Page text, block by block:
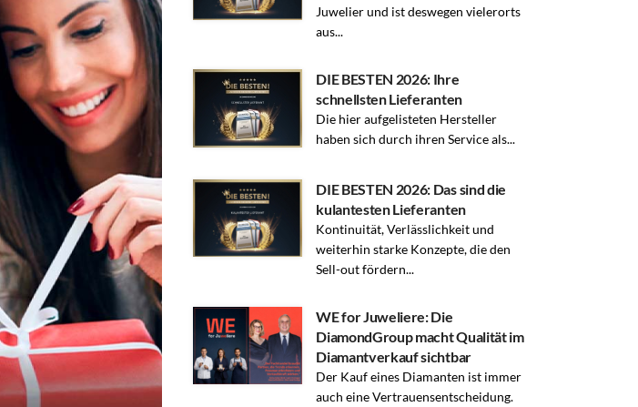
Juwelier und ist deswegen vielerorts
aus...
DIE BESTEN 2026: Ihre
schnellsten Lieferanten
Die hier aufgelisteten Hersteller
haben sich durch ihren Service als...
DIE BESTEN 2026: Das sind die
kulantesten Lieferanten
Kontinuität, Verlässlichkeit und
weiterhin starke Konzepte, die den
Sell-out fördern...
WE for Juweliere: Die
DiamondGroup macht Qualität im
Diamantverkauf sichtbar
Der Kauf eines Diamanten ist immer
auch eine Vertrauensentscheidung.